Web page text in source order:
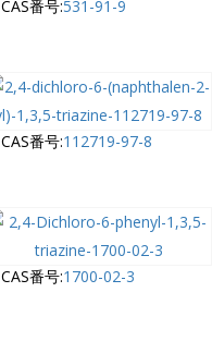
CAS番号:531-91-9
CAS番号:112719-97-8
CAS番号:1700-02-3